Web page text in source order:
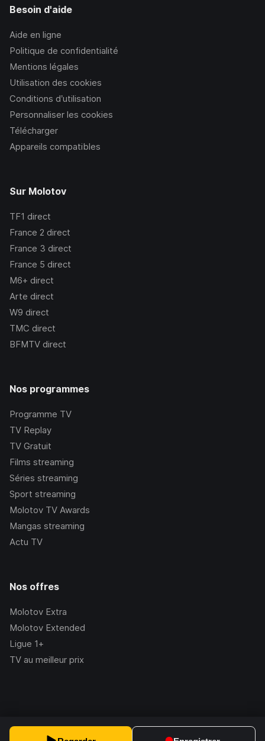
Besoin d'aide
Aide en ligne
Politique de confidentialité
Mentions légales
Utilisation des cookies
Conditions d’utilisation
Personnaliser les cookies
Télécharger
Appareils compatibles
Sur Molotov
TF1 direct
France 2 direct
France 3 direct
France 5 direct
M6+ direct
Arte direct
W9 direct
TMC direct
BFMTV direct
Nos programmes
Programme TV
TV Replay
TV Gratuit
Films streaming
Séries streaming
Sport streaming
Molotov TV Awards
Mangas streaming
Actu TV
Nos offres
Molotov Extra
Molotov Extended
Ligue 1+
TV au meilleur prix
2.228.1